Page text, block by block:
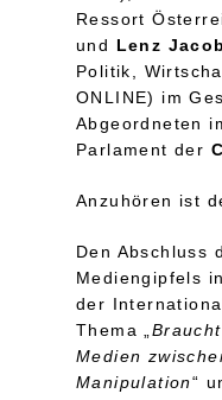
Ressort
und Lenz
Politik,
ONLINE) im
Abgeordneten
Parlament der
Anzuhören ist
Den Abschluss
Mediengipfels
der
Thema „
Medien
Manipulation“